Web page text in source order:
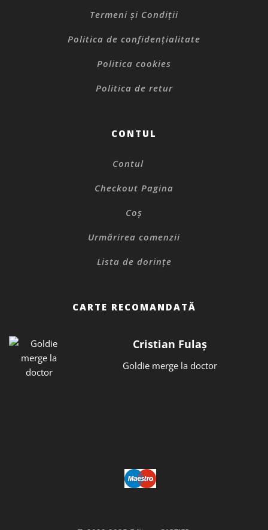
Termeni și Condiții
Politica de confidențialitate
Politica cookies
Politica de retur
CONTUL
Contul
Checkout Pagina
Coș
Urmărirea comenzii
Lista de dorințe
CARTE RECOMANDATĂ
Cristian Fulaș
Goldie merge la doctor